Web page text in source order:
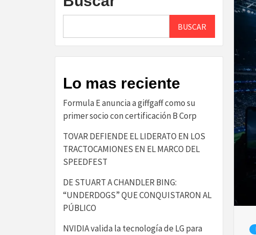
BUSCAR
Lo mas reciente
​Formula E anuncia a giffgaff como su
primer socio con certificación B Corp​
TOVAR DEFIENDE EL LIDERATO EN LOS
TRACTOCAMIONES EN EL MARCO DEL
SPEEDFEST
DE STUART A CHANDLER BING:
“UNDERDOGS” QUE CONQUISTARON AL
PÚBLICO
NVIDIA valida la tecnología de LG para